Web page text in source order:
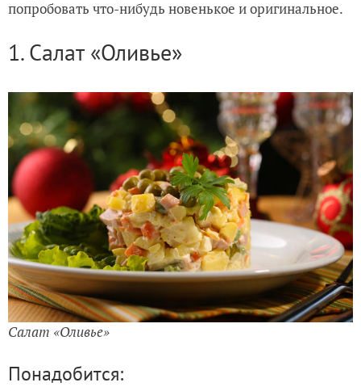
попробовать что-нибудь новенькое и оригинальное.
1. Салат «Оливье»
Салат «Оливье»
Понадобится: